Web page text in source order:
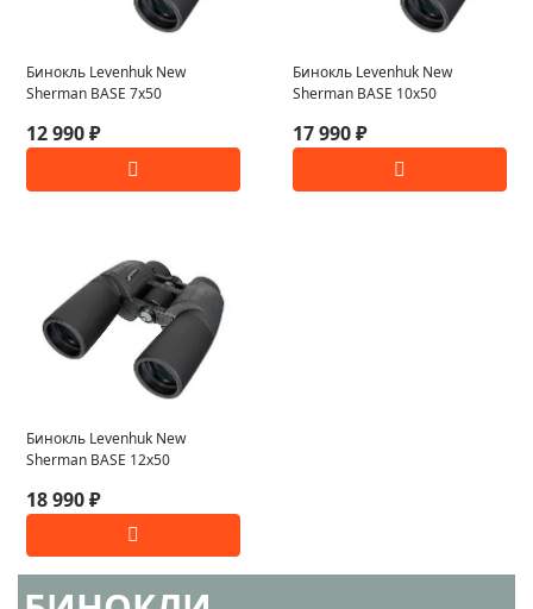
Бинокль Levenhuk New
Sherman BASE 7x50
12 990 ₽
Бинокль Levenhuk New
Sherman BASE 10x50
17 990 ₽
Бинокль Levenhuk New
Sherman BASE 12x50
18 990 ₽